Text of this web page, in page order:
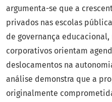
argumenta-se que a
privados nas escolas
de governança
corporativos orientam
deslocamentos na
análise demonstra que a
originalmente